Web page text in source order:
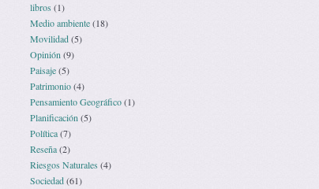
libros(1)
Medio ambiente(18)
Movilidad(5)
Opinión (9)
Paisaje(5)
Patrimonio(4)
Pensamiento Geográfico(1)
Planificación (5)
Política(7)
Reseña(2)
Riesgos Naturales (4)
Sociedad(61)